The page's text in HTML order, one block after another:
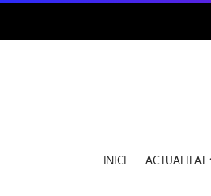
INICI ACTUALITAT